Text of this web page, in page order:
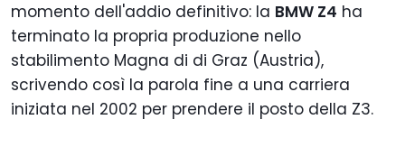
momento dell'addio definitivo: la BMW Z4 ha
terminato la propria produzione nello
stabilimento Magna di di Graz (Austria),
scrivendo così la parola fine a una carriera
iniziata nel 2002 per prendere il posto della Z3.